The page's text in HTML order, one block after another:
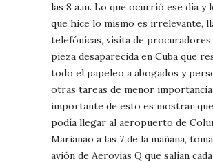
las 8 a.m. Lo que ocurrió ese día y
que hice lo mismo es irrelevante,
telefónicas, visita de procuradores
pieza desaparecida en Cuba que
todo el papeleo a abogados y
otras tareas de menor
importante de esto es mostrar
podía llegar al aeropuerto de
Marianao a las 7 de la mañana,
avión de Aerovías Q que salían